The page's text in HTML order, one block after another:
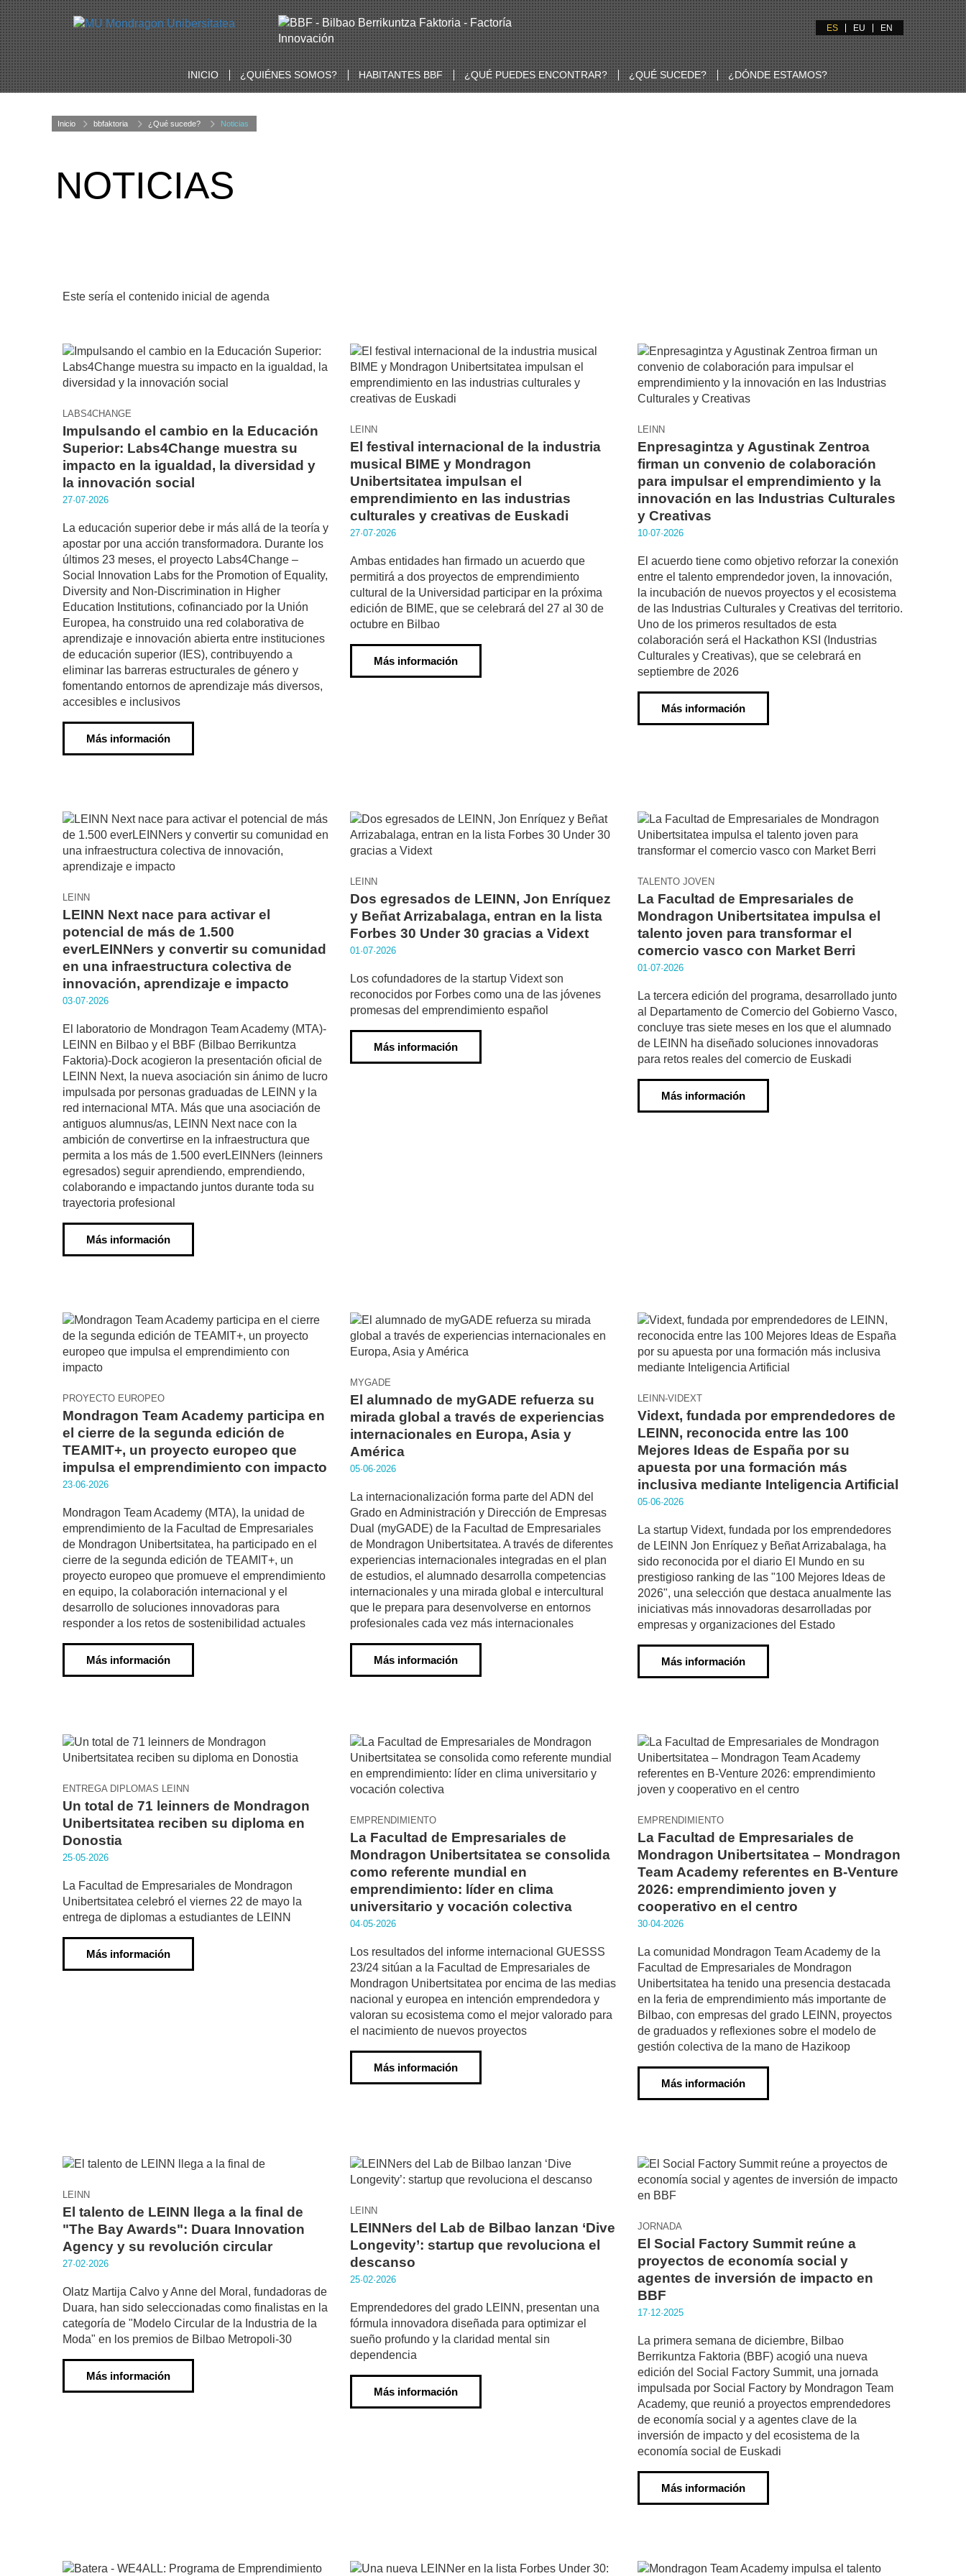
ES EU EN
INICIO ¿QUIÉNES SOMOS? HABITANTES BBF ¿QUÉ PUEDES ENCONTRAR? ¿QUÉ SUCEDE? ¿DÓNDE ESTAMOS?
Inicio bbfaktoria ¿Qué sucede? Noticias
NOTICIAS
Este sería el contenido inicial de agenda
LABS4CHANGE
Impulsando el cambio en la Educación
Superior: Labs4Change muestra su
impacto en la igualdad, la diversidad y
la innovación social
27·07·2026
La educación superior debe ir más allá de la teoría y
apostar por una acción transformadora. Durante los
últimos 23 meses, el proyecto Labs4Change –
Social Innovation Labs for the Promotion of Equality,
Diversity and Non-Discrimination in Higher
Education Institutions, cofinanciado por la Unión
Europea, ha construido una red colaborativa de
aprendizaje e innovación abierta entre instituciones
de educación superior (IES), contribuyendo a
eliminar las barreras estructurales de género y
fomentando entornos de aprendizaje más diversos,
accesibles e inclusivos
Más información
LEINN
El festival internacional de la industria
musical BIME y Mondragon
Unibertsitatea impulsan el
emprendimiento en las industrias
culturales y creativas de Euskadi
27·07·2026
Ambas entidades han firmado un acuerdo que
permitirá a dos proyectos de emprendimiento
cultural de la Universidad participar en la próxima
edición de BIME, que se celebrará del 27 al 30 de
octubre en Bilbao
Más información
LEINN
Enpresagintza y Agustinak Zentroa
firman un convenio de colaboración
para impulsar el emprendimiento y la
innovación en las Industrias Culturales
y Creativas
10·07·2026
El acuerdo tiene como objetivo reforzar la conexión
entre el talento emprendedor joven, la innovación,
la incubación de nuevos proyectos y el ecosistema
de las Industrias Culturales y Creativas del territorio.
Uno de los primeros resultados de esta
colaboración será el Hackathon KSI (Industrias
Culturales y Creativas), que se celebrará en
septiembre de 2026
Más información
LEINN
LEINN Next nace para activar el
potencial de más de 1.500
everLEINNers y convertir su comunidad
en una infraestructura colectiva de
innovación, aprendizaje e impacto
03·07·2026
El laboratorio de Mondragon Team Academy (MTA)-
LEINN en Bilbao y el BBF (Bilbao Berrikuntza
Faktoria)-Dock acogieron la presentación oficial de
LEINN Next, la nueva asociación sin ánimo de lucro
impulsada por personas graduadas de LEINN y la
red internacional MTA. Más que una asociación de
antiguos alumnus/as, LEINN Next nace con la
ambición de convertirse en la infraestructura que
permita a los más de 1.500 everLEINNers (leinners
egresados) seguir aprendiendo, emprendiendo,
colaborando e impactando juntos durante toda su
trayectoria profesional
Más información
LEINN
Dos egresados de LEINN, Jon Enríquez
y Beñat Arrizabalaga, entran en la lista
Forbes 30 Under 30 gracias a Vidext
01·07·2026
Los cofundadores de la startup Vidext son
reconocidos por Forbes como una de las jóvenes
promesas del emprendimiento español
Más información
TALENTO JOVEN
La Facultad de Empresariales de
Mondragon Unibertsitatea impulsa el
talento joven para transformar el
comercio vasco con Market Berri
01·07·2026
La tercera edición del programa, desarrollado junto
al Departamento de Comercio del Gobierno Vasco,
concluye tras siete meses en los que el alumnado
de LEINN ha diseñado soluciones innovadoras
para retos reales del comercio de Euskadi
Más información
PROYECTO EUROPEO
Mondragon Team Academy participa en
el cierre de la segunda edición de
TEAMIT+, un proyecto europeo que
impulsa el emprendimiento con impacto
23·06·2026
Mondragon Team Academy (MTA), la unidad de
emprendimiento de la Facultad de Empresariales
de Mondragon Unibertsitatea, ha participado en el
cierre de la segunda edición de TEAMIT+, un
proyecto europeo que promueve el emprendimiento
en equipo, la colaboración internacional y el
desarrollo de soluciones innovadoras para
responder a los retos de sostenibilidad actuales
Más información
MYGADE
El alumnado de myGADE refuerza su
mirada global a través de experiencias
internacionales en Europa, Asia y
América
05·06·2026
La internacionalización forma parte del ADN del
Grado en Administración y Dirección de Empresas
Dual (myGADE) de la Facultad de Empresariales
de Mondragon Unibertsitatea. A través de diferentes
experiencias internacionales integradas en el plan
de estudios, el alumnado desarrolla competencias
internacionales y una mirada global e intercultural
que le prepara para desenvolverse en entornos
profesionales cada vez más internacionales
Más información
LEINN-VIDEXT
Vidext, fundada por emprendedores de
LEINN, reconocida entre las 100
Mejores Ideas de España por su
apuesta por una formación más
inclusiva mediante Inteligencia Artificial
05·06·2026
La startup Vidext, fundada por los emprendedores
de LEINN Jon Enríquez y Beñat Arrizabalaga, ha
sido reconocida por el diario El Mundo en su
prestigioso ranking de las "100 Mejores Ideas de
2026", una selección que destaca anualmente las
iniciativas más innovadoras desarrolladas por
empresas y organizaciones del Estado
Más información
ENTREGA DIPLOMAS LEINN
Un total de 71 leinners de Mondragon
Unibertsitatea reciben su diploma en
Donostia
25·05·2026
La Facultad de Empresariales de Mondragon
Unibertsitatea celebró el viernes 22 de mayo la
entrega de diplomas a estudiantes de LEINN
Más información
EMPRENDIMIENTO
La Facultad de Empresariales de
Mondragon Unibertsitatea se consolida
como referente mundial en
emprendimiento: líder en clima
universitario y vocación colectiva
04·05·2026
Los resultados del informe internacional GUESSS
23/24 sitúan a la Facultad de Empresariales de
Mondragon Unibertsitatea por encima de las medias
nacional y europea en intención emprendedora y
valoran su ecosistema como el mejor valorado para
el nacimiento de nuevos proyectos
Más información
EMPRENDIMIENTO
La Facultad de Empresariales de
Mondragon Unibertsitatea – Mondragon
Team Academy referentes en B-Venture
2026: emprendimiento joven y
cooperativo en el centro
30·04·2026
La comunidad Mondragon Team Academy de la
Facultad de Empresariales de Mondragon
Unibertsitatea ha tenido una presencia destacada
en la feria de emprendimiento más importante de
Bilbao, con empresas del grado LEINN, proyectos
de graduados y reflexiones sobre el modelo de
gestión colectiva de la mano de Hazikoop
Más información
LEINN
El talento de LEINN llega a la final de
"The Bay Awards": Duara Innovation
Agency y su revolución circular
27·02·2026
Olatz Martija Calvo y Anne del Moral, fundadoras de
Duara, han sido seleccionadas como finalistas en la
categoría de "Modelo Circular de la Industria de la
Moda" en los premios de Bilbao Metropoli-30
Más información
LEINN
LEINNers del Lab de Bilbao lanzan ‘Dive
Longevity’: startup que revoluciona el
descanso
25·02·2026
Emprendedores del grado LEINN, presentan una
fórmula innovadora diseñada para optimizar el
sueño profundo y la claridad mental sin
dependencia
Más información
JORNADA
El Social Factory Summit reúne a
proyectos de economía social y
agentes de inversión de impacto en
BBF
17·12·2025
La primera semana de diciembre, Bilbao
Berrikuntza Faktoria (BBF) acogió una nueva
edición del Social Factory Summit, una jornada
impulsada por Social Factory by Mondragon Team
Academy, que reunió a proyectos emprendedores
de economía social y a agentes clave de la
inversión de impacto y del ecosistema de la
economía social de Euskadi
Más información